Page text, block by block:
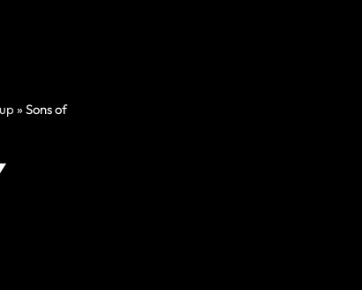
»Sons of